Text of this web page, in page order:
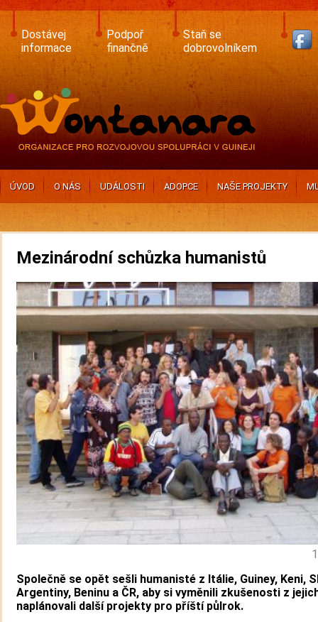
Skip
main
content
Dostávej
informace
Podpoř
finančně
Staň se
dobrovolníkem
ÚVOD O NÁS UDÁLOSTI ADOPCE NAŠE PROJEKTY
Mezinárodní schůzka humanistů
Společně se opět sešli humanisté z Itálie, Guiney, Keni,
Argentiny, Beninu a ČR, aby si vyměnili zkušenosti z
naplánovali další projekty pro příští půlrok.